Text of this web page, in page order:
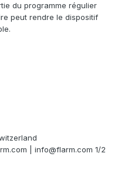
du programme régulier
peut rendre le dispositif
| info@flarm.com 1/2